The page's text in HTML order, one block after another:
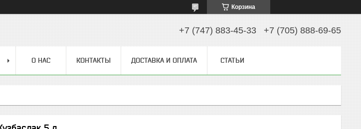
Корзина
+7 (747) 883-45-33 +7 (705) 888-69-65
О НАС КОНТАКТЫ ДОСТАВКА И ОПЛАТА СТАТЬИ